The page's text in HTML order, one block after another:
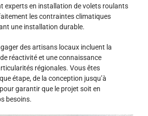
experts en installation de volets roulants
les contraintes climatiques
une installation durable.
des artisans locaux incluent la
réactivité et une connaissance
régionales. Vous êtes
étape, de la conception jusqu’à
garantir que le projet soit en
besoins.